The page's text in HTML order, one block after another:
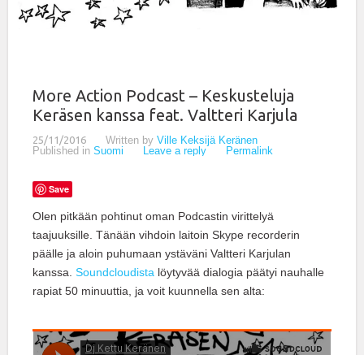
More Action Podcast – Keskusteluja
Keräsen kanssa feat. Valtteri Karjula
25/11/2016 Written by Ville Keksijä Keränen
Published in Suomi Leave a reply Permalink
Save
Olen pitkään pohtinut oman Podcastin virittelyä
taajuuksille. Tänään vihdoin laitoin Skype recorderin
päälle ja aloin puhumaan ystäväni Valtteri Karjulan
kanssa. Soundcloudista löytyvää dialogia päätyi nauhalle
rapiat 50 minuuttia, ja voit kuunnella sen alta: